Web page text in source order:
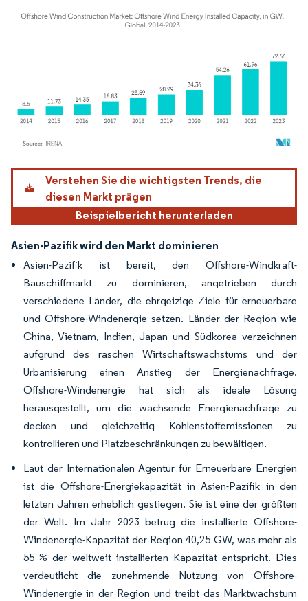
Bild © Mordor Intelligence. Wiederverwendung erfordert Namensnennung gemäß
Verstehen Sie die wichtigsten Trends, die
diesen Markt prägen
Beispielbericht herunterladen
Asien-Pazifik wird den Markt dominieren
Asien-Pazifik ist bereit, den Offshore-Windkraft-
Bauschiffmarkt zu dominieren, angetrieben durch
verschiedene Länder, die ehrgeizige Ziele für erneuerbare
und Offshore-Windenergie setzen. Länder der Region wie
China, Vietnam, Indien, Japan und Südkorea verzeichnen
aufgrund des raschen Wirtschaftswachstums und der
Urbanisierung einen Anstieg der Energienachfrage.
Offshore-Windenergie hat sich als ideale Lösung
herausgestellt, um die wachsende Energienachfrage zu
decken und gleichzeitig Kohlenstoffemissionen zu
kontrollieren und Platzbeschränkungen zu bewältigen.
Laut der Internationalen Agentur für Erneuerbare Energien
ist die Offshore-Energiekapazität in Asien-Pazifik in den
letzten Jahren erheblich gestiegen. Sie ist eine der größten
der Welt. Im Jahr 2023 betrug die installierte Offshore-
Windenergie-Kapazität der Region 40,25 GW, was mehr als
55 % der weltweit installierten Kapazität entspricht. Dies
verdeutlicht die zunehmende Nutzung von Offshore-
Windenergie in der Region und treibt das Marktwachstum